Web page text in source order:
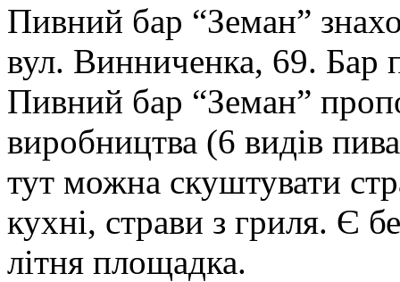
Пивний бар “Земан”
вул. Винниченка, 69. Бар
Пивний бар “Земан”
виробництва (6 видів
тут можна скуштувати
кухні, страви з гриля. Є
літня площадка.